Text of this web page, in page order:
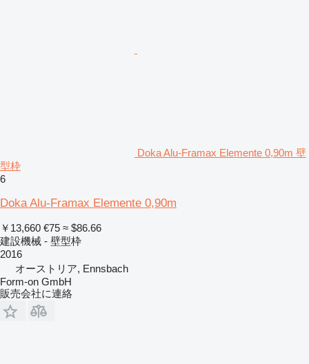
Doka Alu-Framax Elemente 0,90m 壁
型枠
6
Doka Alu-Framax Elemente 0,90m
￥13,660 €75 ≈ $86.66
建設機械 - 壁型枠
2016
オーストリア, Ennsbach
Form-on GmbH
販売会社に連絡